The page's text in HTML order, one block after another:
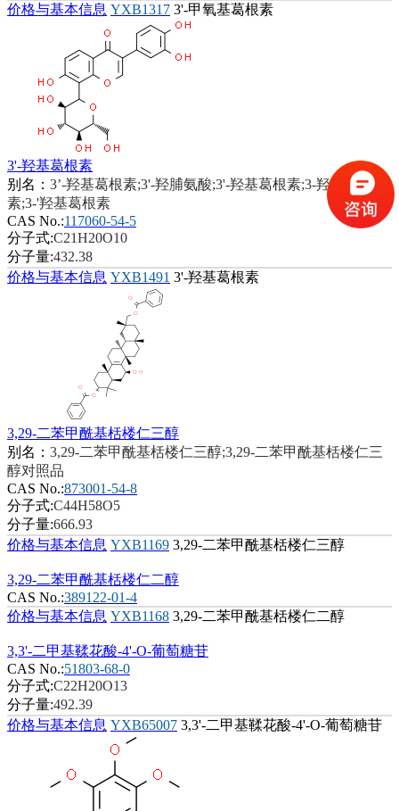
价格与基本信息 YXB1317 3'-甲氧基葛根素
3'-羟基葛根素
别名： 3’-羟基葛根素;3'-羟脯氨酸;3'-羟基葛根素;3-羟基葛根
素;3-'羟基葛根素
CAS No.:117060-54-5
分子式:C21H20O10
分子量:432.38
价格与基本信息 YXB1491 3'-羟基葛根素
3,29-二苯甲酰基栝楼仁三醇
别名： 3,29-二苯甲酰基栝楼仁三醇;3,29-二苯甲酰基栝楼仁三
醇对照品
CAS No.:873001-54-8
分子式:C44H58O5
分子量:666.93
价格与基本信息 YXB1169 3,29-二苯甲酰基栝楼仁三醇
3,29-二苯甲酰基栝楼仁二醇
CAS No.:389122-01-4
价格与基本信息 YXB1168 3,29-二苯甲酰基栝楼仁二醇
3,3'-二甲基鞣花酸-4'-O-葡萄糖苷
CAS No.:51803-68-0
分子式:C22H20O13
分子量:492.39
价格与基本信息 YXB65007 3,3'-二甲基鞣花酸-4'-O-葡萄糖苷